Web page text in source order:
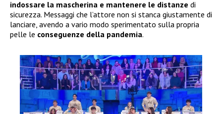
indossare la mascherina e mantenere le distanze di
sicurezza. Messaggi che l’attore non si stanca giustamente di
lanciare, avendo a vario modo sperimentato sulla propria
pelle le conseguenze della pandemia.